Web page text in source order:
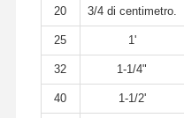
20 3/4 di centimetro.
25 1'
32 1-1/4"
40 1-1/2'